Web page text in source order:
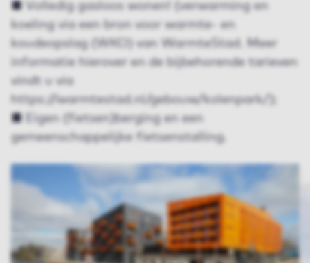
■ Volledig gasloos wonen! (verwarming en
koeling via een bron voor warmte- en
koudeopslag (WKO) van WarmteStad. Meer
informatie hierover en de bijbehorende tarieven
vindt u via
https://warmtestad.nl/gebouw/kolenpark/);
■ Eigen (fietsen)berging en een
gemeenschappelijke fietsenstalling.